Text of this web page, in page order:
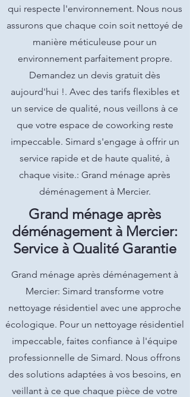
qui respecte l'environnement. Nous nous
assurons que chaque coin soit nettoyé de
manière méticuleuse pour un
environnement parfaitement propre.
Demandez un devis gratuit dès
aujourd'hui !. Avec des tarifs flexibles et
un service de qualité, nous veillons à ce
que votre espace de coworking reste
impeccable. Simard s'engage à offrir un
service rapide et de haute qualité, à
chaque visite.: Grand ménage après
déménagement à Mercier.
Grand ménage après
déménagement à Mercier:
Service à Qualité Garantie
Grand ménage après déménagement à
Mercier: Simard transforme votre
nettoyage résidentiel avec une approche
écologique. Pour un nettoyage résidentiel
impeccable, faites confiance à l'équipe
professionnelle de Simard. Nous offrons
des solutions adaptées à vos besoins, en
veillant à ce que chaque pièce de votre